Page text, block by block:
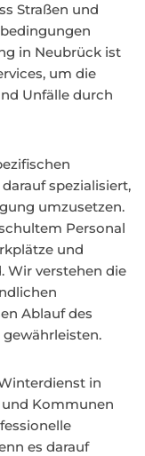
Straßen und
in Neubrück ist
um die
Unfälle durch
spezialisiert,
umzusetzen.
Personal
und
Wir verstehen die
Ablauf des
in
Kommunen
es darauf